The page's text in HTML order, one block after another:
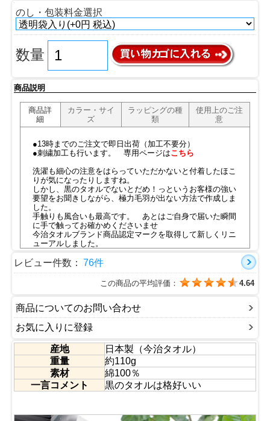
のし・包装料金選択
数量
商品説明
商品詳
細
カラー・サイ
ズ
ラッピングの種
類
使用上のご注
意
●13時までのご注文で即日出荷（加工不要分）
●刺繍加工も行います。 専用ページはこちら
洗濯も細心の注意をはらっていただかないと付着したほこ
りが気になったりしますね。
しかし、黒のタオルでないとだめ！っというお客様の強い
要望をお聞きしながら、極力毛羽が出ない方法で作成しま
した。
手触りも風合いも最高です。 あとはご自身で届いた瞬間
に手で触ってお確かめくださいませ
今治タオルブランド商品認定マークを取得して新しくリニ
ューアルしました。
て一緒に買っても一緒に洗濯してはだめですよ（笑）
届いたその手でまず、感触の違いが分かっていただけると
●ハンドタオル・バスタオル・スポーツタオル・マフラー
■認定番号：第2019-1382号
■今治タオルの特徴動画はこちら
レビュー件数： 76件
この商品の平均評価： 4.64
商品についてのお問い合わせ
お気に入りに登録
産地
日本製（今治タオル）
重量
約110g
素材
綿100％
一言コメント
黒のタオルは格好いい